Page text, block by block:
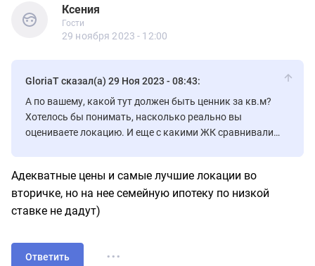
Ксения
Ксения
Гости
Гости
29 ноября 2023 - 12:00
GloriaT сказал(а) 29 Ноя 2023 - 08:43:
А по вашему, какой тут должен быть ценник за кв.м?
Хотелось бы понимать, насколько реально вы
оцениваете локацию. И еще с какими ЖК сравнивали,
Адекватные цены и самые лучшие локации во
вторичке, но на нее семейную ипотеку по низкой
ставке не дадут)
Ответить ...